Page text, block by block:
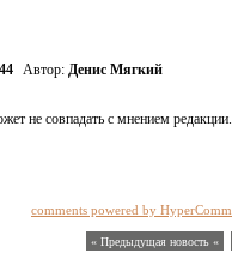
Автор: Денис Мягкий
не совпадать с мнением
comments powered by
« Предыдущая новость «